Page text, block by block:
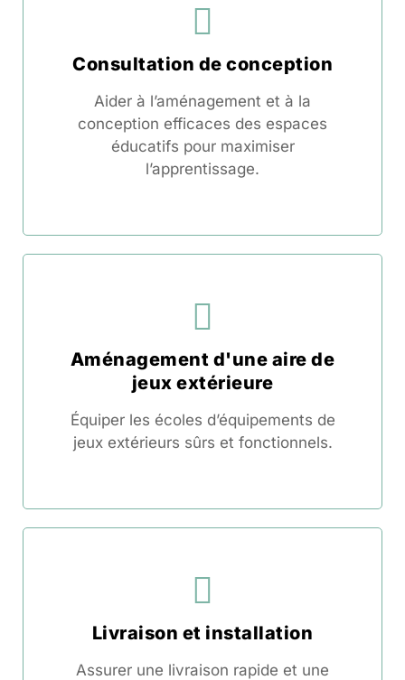
Consultation de conception
Aider à l’aménagement et à la
conception efficaces des espaces
éducatifs pour maximiser
l’apprentissage.
Aménagement d'une aire de
jeux extérieure
Équiper les écoles d’équipements de
jeux extérieurs sûrs et fonctionnels.
Livraison et installation
Assurer une livraison rapide et une